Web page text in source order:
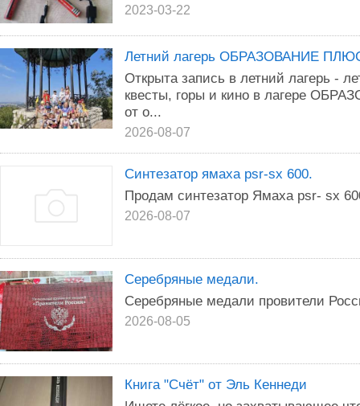
2023-03-22
Летний лагерь ОБРАЗОВАНИЕ
Открыта запись в летний лагерь -
квесты, горы и кино в лагере
от о...
2026-08-07
Синтезатор ямаха psr-sx 600.
Продам синтезатор Ямаха psr- sx
2026-08-07
Серебряные медали.
Серебряные медали провители
2026-08-05
Книга "Счёт" от Эль Кеннеди